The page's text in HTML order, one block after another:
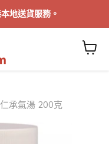
地送貨服務。
承氣湯 200克